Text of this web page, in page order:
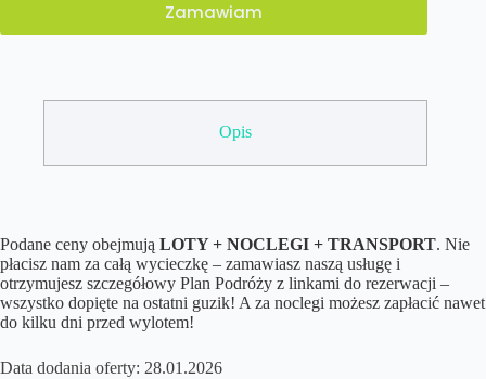
Zamawiam
Opis
Podane ceny obejmują LOTY + NOCLEGI + TRANSPORT. Nie
płacisz nam za całą wycieczkę – zamawiasz naszą usługę i
otrzymujesz szczegółowy Plan Podróży z linkami do rezerwacji –
wszystko dopięte na ostatni guzik! A za noclegi możesz zapłacić nawet
do kilku dni przed wylotem!
Data dodania oferty: 28.01.2026